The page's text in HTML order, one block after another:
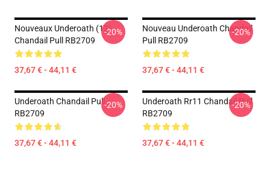
Nouveaux Underoath (12)
Chandail Pull RB2709
37,67 € - 44,11 €
-20%
Nouveau Underoath Chandail
Pull RB2709
37,67 € - 44,11 €
-20%
Underoath Chandail Pull
RB2709
37,67 € - 44,11 €
-20%
Underoath Rr11 Chandail Pull
RB2709
37,67 € - 44,11 €
-20%